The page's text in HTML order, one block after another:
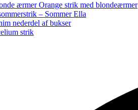
Orange strik med blondeærmer
– Sommer Ella
nederdel af bukser
strik